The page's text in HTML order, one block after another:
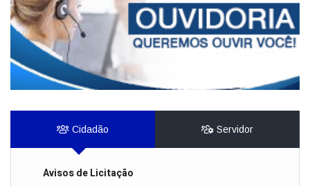
Cidadão Servidor
Avisos de Licitação